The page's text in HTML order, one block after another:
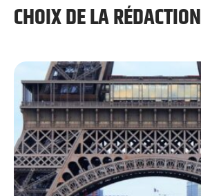
CHOIX DE LA RÉDACTION